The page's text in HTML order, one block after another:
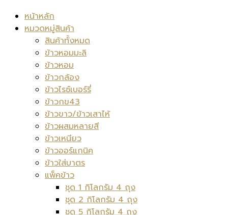
หน้าหลัก
หมวดหมู่สินค้า
สินค้าทั้งหมด
ข้าวหอมมะลิ
ข้าวหอม
ข้าวกล้อง
ข้าวไรซ์เบอร์รี่
ข้าวกข43
ข้าวขาว/ข้าวเสาไห้
ข้าวผสมหลายสี
ข้าวเหนียว
ข้าวออร์แกนิค
ข้าวใส่บาตร
แพ็คข้าว
ชุด 1 กิโลกรัม 4 ถุง
ชุด 2 กิโลกรัม 4 ถุง
ชุด 5 กิโลกรัม 4 ถุง